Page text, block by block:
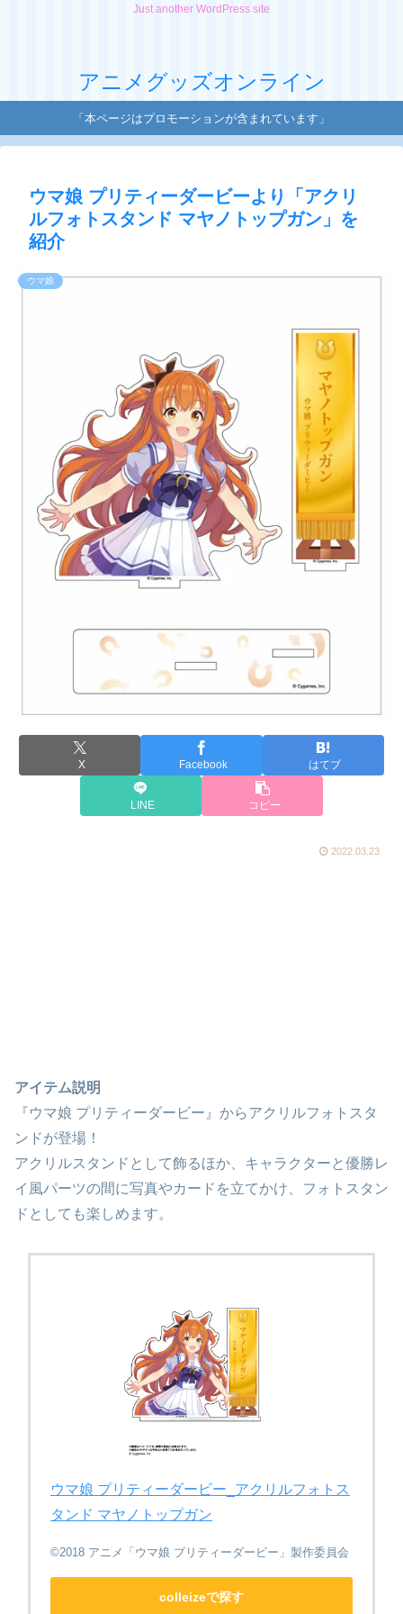
Just another WordPress site
アニメグッズオンライン
「本ページはプロモーションが含まれています」
ウマ娘 プリティーダービーより「アクリ
ルフォトスタンド マヤノトップガン」を
紹介
ウマ娘
X Facebook はてブ
LINE コピー
2022.03.23
アイテム説明
『ウマ娘 プリティーダービー』からアクリルフォトスタ
ンドが登場！
アクリルスタンドとして飾るほか、キャラクターと優勝レ
イ風パーツの間に写真やカードを立てかけ、フォトスタン
ドとしても楽しめます。
ウマ娘 プリティーダービー_アクリルフォトス
タンド マヤノトップガン
©2018 アニメ「ウマ娘 プリティーダービー」製作委員会
colleizeで探す